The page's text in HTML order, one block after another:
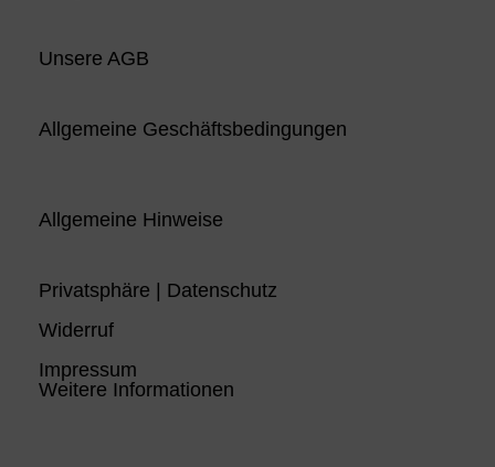
Unsere AGB
Allgemeine Geschäftsbedingungen
Allgemeine Hinweise
Privatsphäre | Datenschutz
Widerruf
Impressum
Weitere Informationen